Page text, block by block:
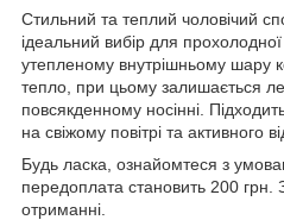
Стильний та теплий чоловічий
ідеальний вибір для
утепленому внутрішньому шару
тепло, при цьому залишається
повсякденному носінні.
на свіжому повітрі та активного
Будь ласка, ознайомтеся з
передоплата становить 200
отриманні.